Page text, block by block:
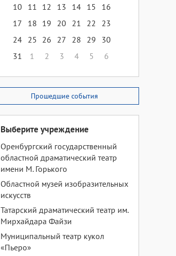
10
11 12 13 14 15
16
17
18 19 20 21 22
23
24 25 26 27 28 29
30
31
1 2 3 4 5 6
Прошедшие события
Выберите учреждение
Оренбургский государственный
областной драматический театр
имени М. Горького
Областной музей изобразительных
искусств
Татарский драматический театр им.
Мирхайдара Файзи
Муниципальный театр кукол
«Пьеро»